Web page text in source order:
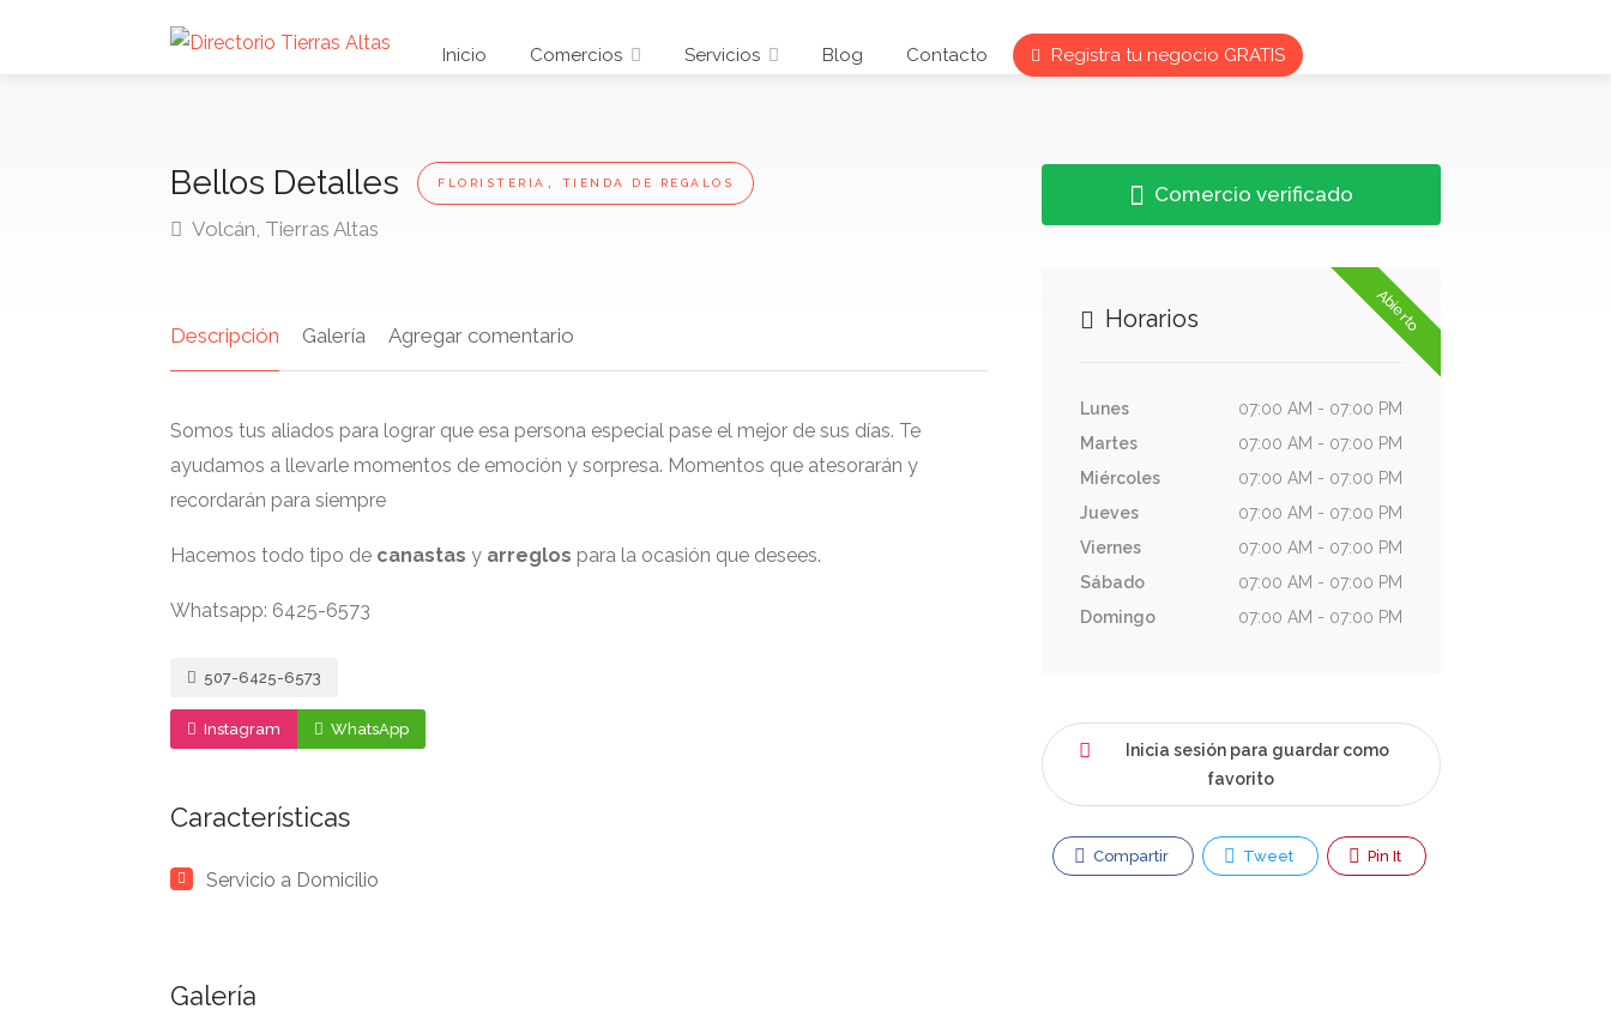
Inicio Comercios Servicios Blog Contacto Registra tu negocio GRATIS
Bellos Detalles FLORISTERIA , TIENDA DE REGALOS
Volcán, Tierras Altas
Descripción Galería Agregar comentario
Somos tus aliados para lograr que esa persona especial pase el mejor de sus días. Te
ayudamos a llevarle momentos de emoción y sorpresa. Momentos que atesorarán y
recordarán para siempre
Hacemos todo tipo de canastas y arreglos para la ocasión que desees.
Whatsapp: 6425-6573
507-6425-6573
Instagram WhatsApp
Características
Servicio a Domicilio
Galería
Comercio verificado
Abierto
Horarios
Lunes
07:00 AM - 07:00 PM
Martes
07:00 AM - 07:00 PM
Miércoles
07:00 AM - 07:00 PM
Jueves
07:00 AM - 07:00 PM
Viernes
07:00 AM - 07:00 PM
Sábado
07:00 AM - 07:00 PM
Domingo
07:00 AM - 07:00 PM
Inicia sesión para guardar como
favorito
Compartir Tweet Pin It